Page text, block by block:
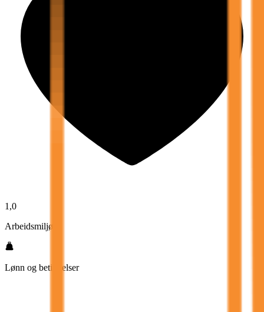
1,0
Arbeidsmiljø
Lønn og betingelser